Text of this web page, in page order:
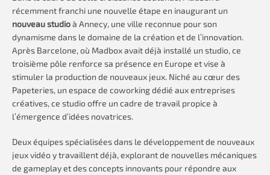
récemment franchi une nouvelle étape en inaugurant un
nouveau studioà Annecy, une ville reconnue pour son
dynamisme dans le domaine de la création et de l’innovation.
Après Barcelone, où Madbox avait déjà installé un studio, ce
troisième pôle renforce sa présence en Europe et vise à
stimuler la production de nouveaux jeux. Niché au cœur des
Papeteries, un espace de coworking dédié aux entreprises
créatives, ce studio offre un cadre de travail propice à
l’émergence d’idées novatrices.
Deux équipes spécialisées dans le développement de nouveaux
jeux vidéo y travaillent déjà, explorant de nouvelles mécaniques
de gameplay et des concepts innovants pour répondre aux